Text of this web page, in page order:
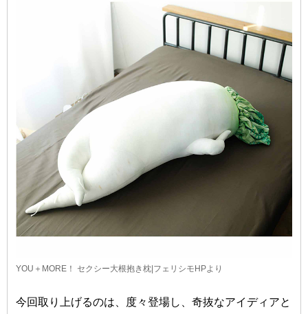
YOU＋MORE！ セクシー大根抱き枕|フェリシモHPより
今回取り上げるのは、度々登場し、奇抜なアイディアと